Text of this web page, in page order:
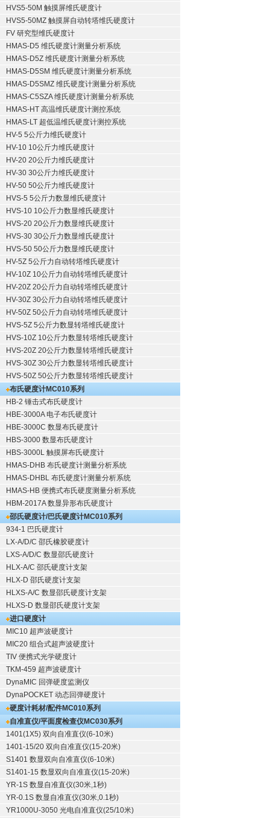
HVS5-50M 触摸屏维氏硬度计
HVS5-50MZ 触摸屏自动转塔维氏硬度计
FV 研究型维氏硬度计
HMAS-D5 维氏硬度计测量分析系统
HMAS-D5Z 维氏硬度计测量分析系统
HMAS-D5SM 维氏硬度计测量分析系统
HMAS-D5SMZ 维氏硬度计测量分析系统
HMAS-C5SZA 维氏硬度计测量分析系统
HMAS-HT 高温维氏硬度计测控系统
HMAS-LT 超低温维氏硬度计测控系统
HV-5 5公斤力维氏硬度计
HV-10 10公斤力维氏硬度计
HV-20 20公斤力维氏硬度计
HV-30 30公斤力维氏硬度计
HV-50 50公斤力维氏硬度计
HVS-5 5公斤力数显维氏硬度计
HVS-10 10公斤力数显维氏硬度计
HVS-20 20公斤力数显维氏硬度计
HVS-30 30公斤力数显维氏硬度计
HVS-50 50公斤力数显维氏硬度计
HV-5Z 5公斤力自动转塔维氏硬度计
HV-10Z 10公斤力自动转塔维氏硬度计
HV-20Z 20公斤力自动转塔维氏硬度计
HV-30Z 30公斤力自动转塔维氏硬度计
HV-50Z 50公斤力自动转塔维氏硬度计
HVS-5Z 5公斤力数显转塔维氏硬度计
HVS-10Z 10公斤力数显转塔维氏硬度计
HVS-20Z 20公斤力数显转塔维氏硬度计
HVS-30Z 30公斤力数显转塔维氏硬度计
HVS-50Z 50公斤力数显转塔维氏硬度计
布氏硬度计MC010系列
HB-2 锤击式布氏硬度计
HBE-3000A 电子布氏硬度计
HBE-3000C 数显布氏硬度计
HBS-3000 数显布氏硬度计
HBS-3000L 触摸屏布氏硬度计
HMAS-DHB 布氏硬度计测量分析系统
HMAS-DHBL 布氏硬度计测量分析系统
HMAS-HB 便携式布氏硬度测量分析系统
HBM-2017A 数显异形布氏硬度计
邵氏硬度计/巴氏硬度计MC010系列
934-1 巴氏硬度计
LX-A/D/C 邵氏橡胶硬度计
LXS-A/D/C 数显邵氏硬度计
HLX-A/C 邵氏硬度计支架
HLX-D 邵氏硬度计支架
HLXS-A/C 数显邵氏硬度计支架
HLXS-D 数显邵氏硬度计支架
进口硬度计
MIC10 超声波硬度计
MIC20 组合式超声波硬度计
TIV 便携式光学硬度计
TKM-459 超声波硬度计
DynaMIC 回弹硬度监测仪
DynaPOCKET 动态回弹硬度计
硬度计耗材/配件MC010系列
自准直仪/平面度检查仪MC030系列
1401(1X5) 双向自准直仪(6-10米)
1401-15/20 双向自准直仪(15-20米)
S1401 数显双向自准直仪(6-10米)
S1401-15 数显双向自准直仪(15-20米)
YR-1S 数显自准直仪(30米,1秒)
YR-0.1S 数显自准直仪(30米,0.1秒)
YR1000U-3050 光电自准直仪(25/10米)